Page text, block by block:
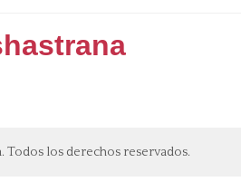
Todos los derechos reservados.